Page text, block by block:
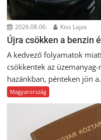
2026.08.06. Kiss Lajos
Újra csökken a benzin
A kedvező folyamatok
csökkentek az
hazánkban, pénteken jön
Magyarország